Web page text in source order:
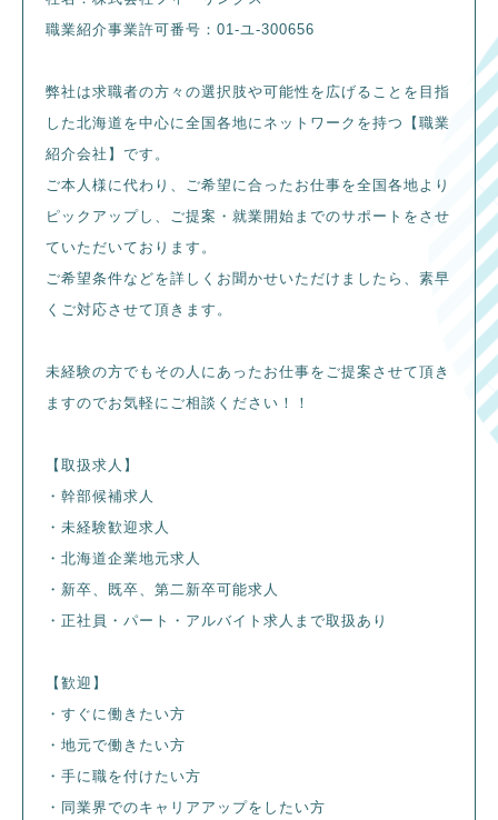
職業紹介事業許可番号：01-ユ-300656
弊社は求職者の方々の選択肢や可能性を広げることを目指
した北海道を中心に全国各地にネットワークを持つ【職業
紹介会社】です。
ご本人様に代わり、ご希望に合ったお仕事を全国各地より
ピックアップし、ご提案・就業開始までのサポートをさせ
ていただいております。
ご希望条件などを詳しくお聞かせいただけましたら、素早
くご対応させて頂きます。
未経験の方でもその人にあったお仕事をご提案させて頂き
ますのでお気軽にご相談ください！！
【取扱求人】
・幹部候補求人
・未経験歓迎求人
・北海道企業地元求人
・新卒、既卒、第二新卒可能求人
・正社員・パート・アルバイト求人まで取扱あり
【歓迎】
・すぐに働きたい方
・地元で働きたい方
・手に職を付けたい方
・同業界でのキャリアアップをしたい方